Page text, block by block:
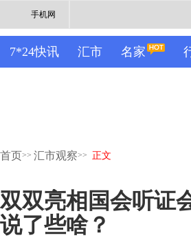
手机网
7*24快讯 汇市 名家
首页>> 汇市观察>> 正文
双双亮相国会听证
说了些啥？